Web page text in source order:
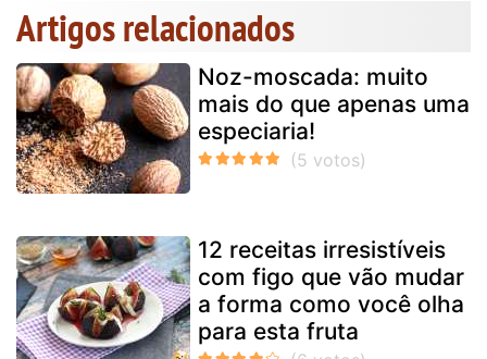
Artigos relacionados
Noz-moscada: muito
mais do que apenas uma
especiaria!
12 receitas irresistíveis
com figo que vão mudar
a forma como você olha
para esta fruta